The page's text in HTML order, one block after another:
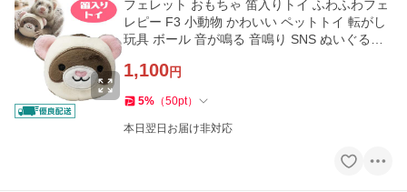
フェレット おもちゃ 笛入りトイ ふわふわフェ
レピー F3 小動物 かわいい ペットトイ 転がし
玩具 ボール 音が鳴る 音鳴り SNS ぬいぐるみ
1,100円
5% （50pt）
本日翌日お届け非対応